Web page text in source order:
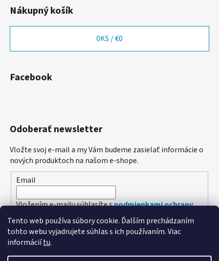
Tento web používa súbory cookie. Ďalším prechádzaním
tohto webu vyjadrujete súhlas s ich používaním. Viac
informáciítu.
Nákupný košík
0KS /€0
Facebook
Odoberať newsletter
Vložte svoj e-mail a my Vám budeme zasielať informácie o
nových produktoch na našom e-shope.
Email
Vložením e-mailu súhlasíte spodmienkami ochrany
osobných údajov
PRIHLÁSIŤ SA